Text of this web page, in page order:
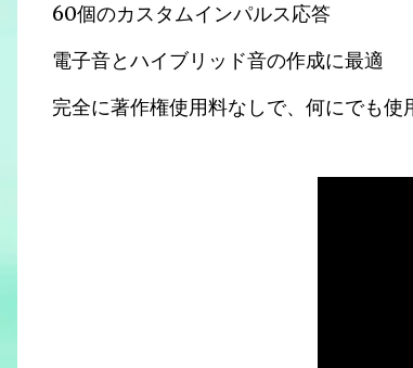
60個のカスタムインパルス応答
電子音とハイブリッド音の作成に最適
完全に著作権使用料なしで、何にでも使